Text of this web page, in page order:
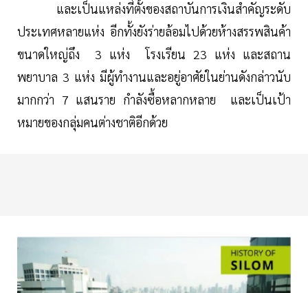
และเป็นแหล่งที่ตั้งของสถาบันการเงินสำคัญระดับ
ประเทศหลายแห่ง อีกทั้งยังร่ายล้อมไปด้วยห้างสรรพสินค้า
ขนาดใหญ่ถึง 3 แห่ง โรงเรียน 23 แห่ง และสถาน
พยาบาล 3 แห่ง มีผู้ทำงานและอยู่อาศัยในย่านดังกล่าวนับ
มากกว่า 7 แสนราย กำลังซื้อหลากหลาย และเป็นเป้า
หมายของกลุ่มคนต่างชาติอีกด้วย